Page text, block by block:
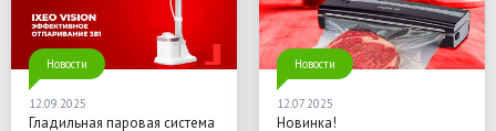
Новости
12.09.2025
Гладильная паровая система
Новости
12.07.2025
Новинка!